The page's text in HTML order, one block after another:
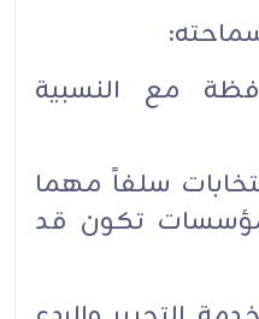
مع النسبية
سلفاً مهما
تكون قد